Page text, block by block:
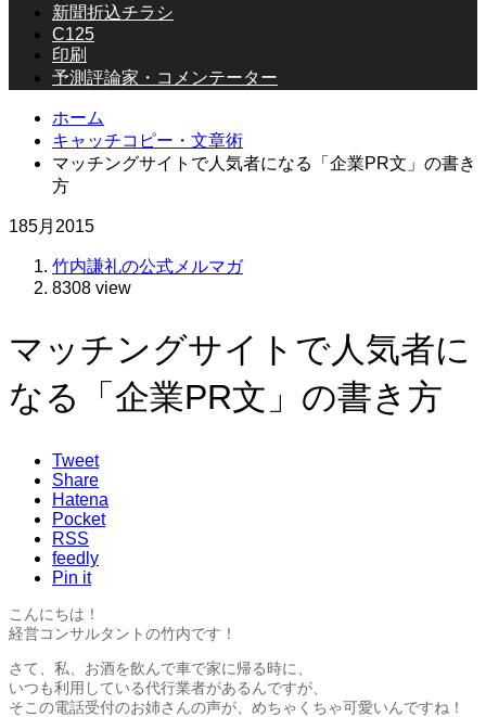
新聞折込チラシ
C125
印刷
予測評論家・コメンテーター
ホーム
キャッチコピー・文章術
マッチングサイトで人気者になる「企業PR文」の書き
方
185月 2015
竹内謙礼の公式メルマガ
8308 view
マッチングサイトで人気者に
なる「企業PR文」の書き方
Tweet
Share
Hatena
Pocket
RSS
feedly
Pin it
こんにちは！
経営コンサルタントの竹内です！
さて、私、お酒を飲んで車で家に帰る時に、
いつも利用している代行業者があるんですが、
そこの電話受付のお姉さんの声が、めちゃくちゃ可愛いんですね！